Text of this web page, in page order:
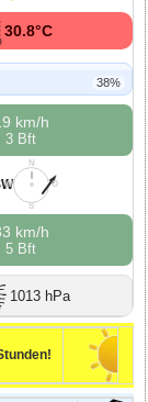
30.8°C
38%
km/h
3 Bft
N
O
S
W
km/h
5 Bft
1013 hPa